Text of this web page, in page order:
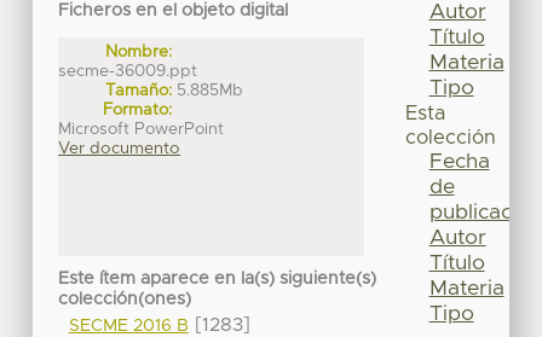
Ficheros en el objeto digital
Nombre:
secme-36009.ppt
Tamaño: 5.885Mb
Formato:
Microsoft PowerPoint
Ver documento
Este ítem aparece en la(s) siguiente(s)
colección(ones)
SECME 2016 B
[1283]
Autor
Título
Materia
Tipo
Esta
colección
Fecha
de
publicación
Autor
Título
Materia
Tipo